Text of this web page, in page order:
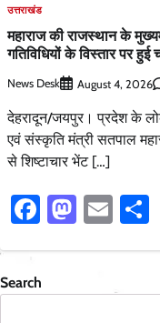
उत्तराखंड
महाराज की राजस्थान के
गतिविधियों के विस्तार पर हुई
News Desk August 4, 2026
देहरादून/जयपुर। प्रदेश के लोक
एवं संस्कृति मंत्री सतपाल
से शिष्टाचार भेंट […]
Facebook
Search